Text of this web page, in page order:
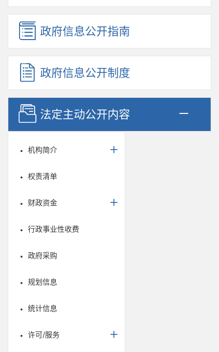
政府信息公开指南
政府信息公开制度
法定主动公开内容
机构简介
权责清单
财政资金
行政事业性收费
政府采购
规划信息
统计信息
许可/服务